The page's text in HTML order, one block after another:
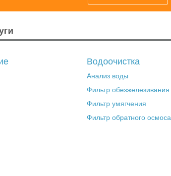
Водоочистка
Анализ воды
Фильтр обезжелезивания
Фильтр умягчения
Фильтр обратного осмоса